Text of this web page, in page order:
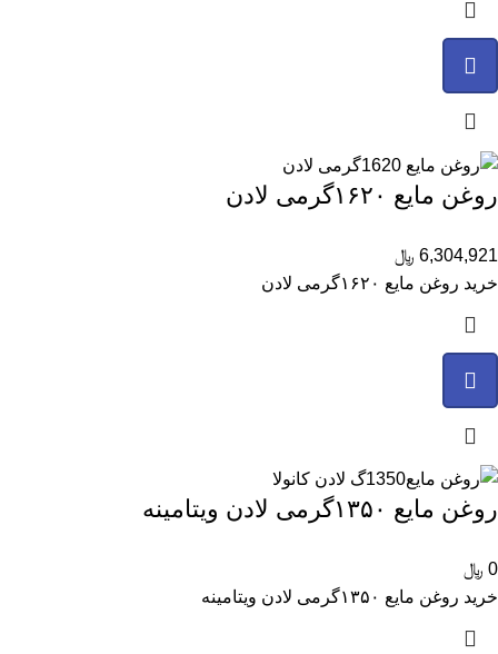
روغن مایع ۱۶۲۰گرمی لادن
6,304,921 ﷼
خرید روغن مایع ۱۶۲۰گرمی لادن
روغن مایع ۱۳۵۰گرمی لادن ویتامینه
0 ﷼
خرید روغن مایع ۱۳۵۰گرمی لادن ویتامینه